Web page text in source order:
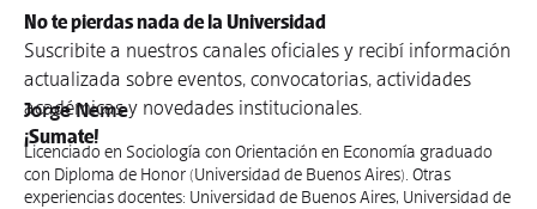
No te pierdas nada de la Universidad
Suscribite a nuestros canales oficiales y recibí información
actualizada sobre eventos, convocatorias, actividades
académicas y novedades institucionales.
¡Sumate!
Jorge Neme
Licenciado en Sociología con Orientación en Economía graduado
con Diploma de Honor (Universidad de Buenos Aires). Otras
experiencias docentes: Universidad de Buenos Aires, Universidad de